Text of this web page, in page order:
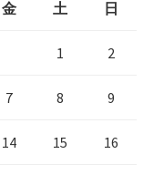
金 土 日
1 2
7 8 9
14 15 16